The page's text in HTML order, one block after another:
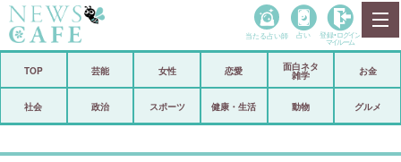
政治
当たる占い師 占い 登録• ログイン
マイルーム
TOP 芸能 女性 恋愛
面白ネタ
雑学
お金
社会 政治 スポーツ 健康・生活 動物 グルメ